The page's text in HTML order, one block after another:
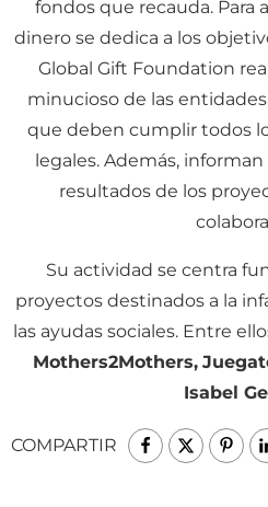
fondos que recauda. Para
dinero se dedica a los
Global Gift Foundation
minucioso de las
que deben cumplir todos
legales. Además,
resultados de los
Su actividad se centra
proyectos destinados a la
las ayudas sociales. Entre
Mothers2Mothers,
Isabel
COMPARTIR